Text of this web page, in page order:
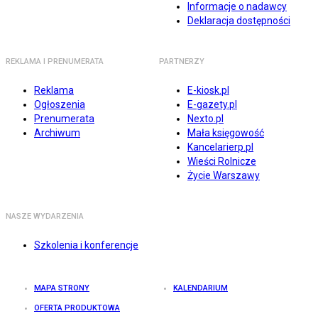
Informacje o nadawcy
Deklaracja dostępności
REKLAMA I PRENUMERATA
Reklama
Ogłoszenia
Prenumerata
Archiwum
PARTNERZY
E-kiosk.pl
E-gazety.pl
Nexto.pl
Mała księgowość
Kancelarierp.pl
Wieści Rolnicze
Życie Warszawy
NASZE WYDARZENIA
Szkolenia i konferencje
MAPA STRONY KALENDARIUM
OFERTA PRODUKTOWA